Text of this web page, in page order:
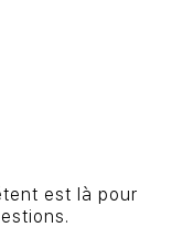
est là pour